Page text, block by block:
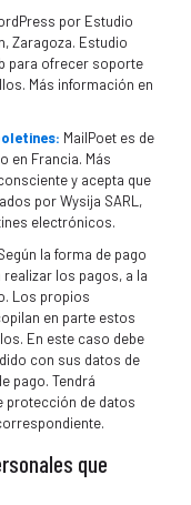
por Estudio
Zaragoza. Estudio
para ofrecer soporte
Más información en
MailPoet es de
en Francia. Más
y acepta que
por Wysija SARL,
electrónicos.
la forma de pago
los pagos, a la
Los propios
en parte estos
En este caso debe
con sus datos de
pago. Tendrá
protección de datos
que